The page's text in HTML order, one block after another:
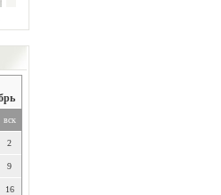
вск
2
9
16